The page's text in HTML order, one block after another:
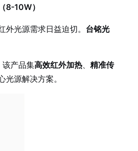
8-10W）
光源需求日益迫切。 台铭光
该产品集高效红外加热、精准传
源解决方案。